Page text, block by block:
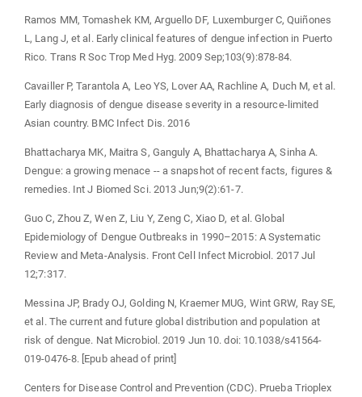
Ramos MM, Tomashek KM, Arguello DF, Luxemburger C, Quiñones
L, Lang J, et al. Early clinical features of dengue infection in Puerto
Rico. Trans R Soc Trop Med Hyg. 2009 Sep;103(9):878-84.
Cavailler P, Tarantola A, Leo YS, Lover AA, Rachline A, Duch M, et al.
Early diagnosis of dengue disease severity in a resource-limited
Asian country. BMC Infect Dis. 2016
Bhattacharya MK, Maitra S, Ganguly A, Bhattacharya A, Sinha A.
Dengue: a growing menace -- a snapshot of recent facts, figures &
remedies. Int J Biomed Sci. 2013 Jun;9(2):61-7.
Guo C, Zhou Z, Wen Z, Liu Y, Zeng C, Xiao D, et al. Global
Epidemiology of Dengue Outbreaks in 1990–2015: A Systematic
Review and Meta-Analysis. Front Cell Infect Microbiol. 2017 Jul
12;7:317.
Messina JP, Brady OJ, Golding N, Kraemer MUG, Wint GRW, Ray SE,
et al. The current and future global distribution and population at
risk of dengue. Nat Microbiol. 2019 Jun 10. doi: 10.1038/s41564-
019-0476-8. [Epub ahead of print]
Centers for Disease Control and Prevention (CDC). Prueba Trioplex